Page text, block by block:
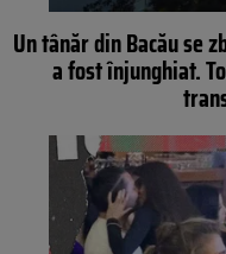
Un tânăr din Bacău se
a fost înjunghiat.